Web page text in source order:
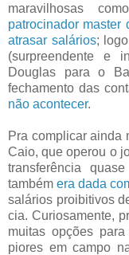
maravilhosas
patrocinador master
atrasar salários;
(surpreendente e
Douglas para o
fechamento das
não acontecer.
Pra complicar ainda
Caio, que operou o
transferência
tambémera dada
salários proibitivos
cia. Curiosamente,
muitas opções
piores em campo